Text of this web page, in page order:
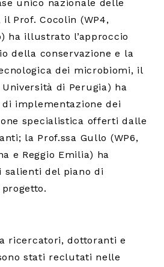
unico nazionale delle
Prof. Cocolin (WP4,
ha illustrato l’approccio
della conservazione e la
dei microbiomi, il
di Perugia) ha
implementazione dei
specialistica offerti dalle
la Prof.ssa Gullo (WP6,
e Reggio Emilia) ha
salienti del piano di
ricercatori, dottoranti e
stati reclutati nelle